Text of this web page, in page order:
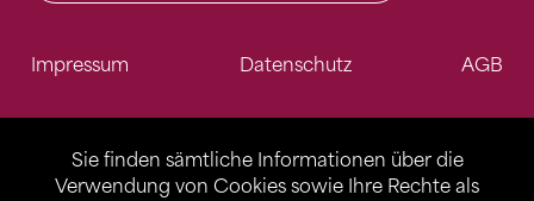
Sie finden sämtliche Informationen über die
Verwendung von Cookies sowie Ihre Rechte als
Impressum Datenschutz AGB